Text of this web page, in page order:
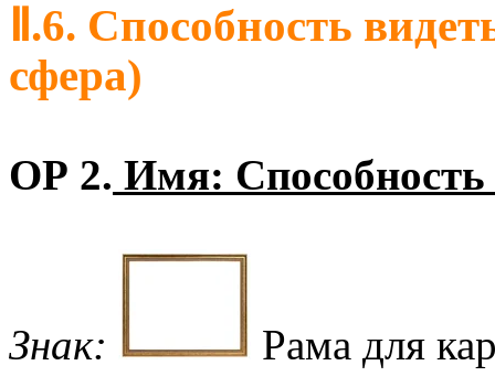
Ⅱ.6. Способность
сфера)
ОР 2. Имя: Способность
Знак: Рама для